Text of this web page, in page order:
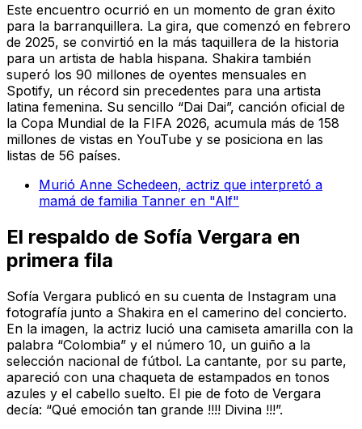
Este encuentro ocurrió en un momento de gran éxito
para la barranquillera. La gira, que comenzó en febrero
de 2025, se convirtió en la más taquillera de la historia
para un artista de habla hispana. Shakira también
superó los 90 millones de oyentes mensuales en
Spotify, un récord sin precedentes para una artista
latina femenina. Su sencillo “Dai Dai”, canción oficial de
la Copa Mundial de la FIFA 2026, acumula más de 158
millones de vistas en YouTube y se posiciona en las
listas de 56 países.
Murió Anne Schedeen, actriz que interpretó a
mamá de familia Tanner en "Alf"
El respaldo de Sofía Vergara en
primera fila
Sofía Vergara publicó en su cuenta de Instagram una
fotografía junto a Shakira en el camerino del concierto.
En la imagen, la actriz lució una camiseta amarilla con la
palabra “Colombia” y el número 10, un guiño a la
selección nacional de fútbol. La cantante, por su parte,
apareció con una chaqueta de estampados en tonos
azules y el cabello suelto. El pie de foto de Vergara
decía: “Qué emoción tan grande !!!! Divina !!!”.